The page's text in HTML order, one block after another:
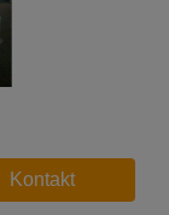
Kontakt